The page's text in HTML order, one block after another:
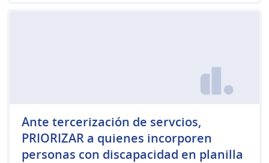
Ante tercerización de servcios,
PRIORIZAR a quienes incorporen
personas con discapacidad en planilla